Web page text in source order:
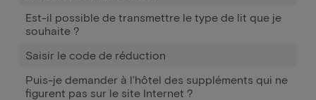
Est-il possible de transmettre le type de lit que je
souhaite ?
Saisir le code de réduction
Puis-je demander à l'hôtel des suppléments qui ne
figurent pas sur le site Internet ?